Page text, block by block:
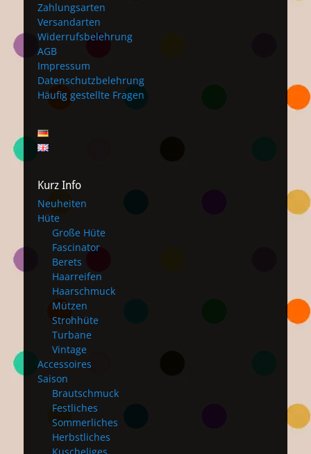
Zahlungsarten
Versandarten
Widerrufsbelehrung
AGB
Impressum
Datenschutzbelehrung
Häufig gestellte Fragen
Kurz Info
Neuheiten
Hüte
Große Hüte
Fascinator
Berets
Haarreifen
Haarschmuck
Mützen
Strohhüte
Turbane
Vintage
Accessoires
Saison
Brautschmuck
Festliches
Sommerliches
Herbstliches